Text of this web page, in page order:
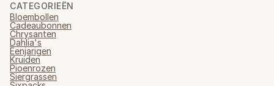
CATEGORIEËN
Bloembollen
Cadeaubonnen
Chrysanten
Dahlia's
Eenjarigen
Kruiden
Pioenrozen
Siergrassen